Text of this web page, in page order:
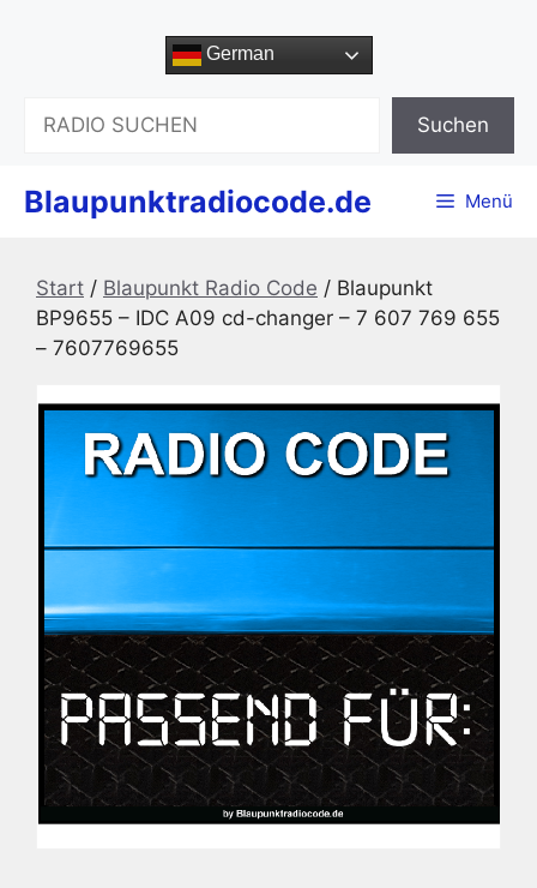
German
Suchen
Blaupunktradiocode.de Menü
Start / Blaupunkt Radio Code / Blaupunkt
BP9655 – IDC A09 cd-changer – 7 607 769 655
– 7607769655